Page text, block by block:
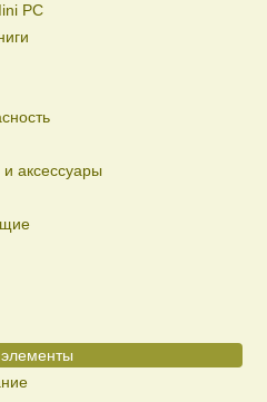
PC
аксессуары